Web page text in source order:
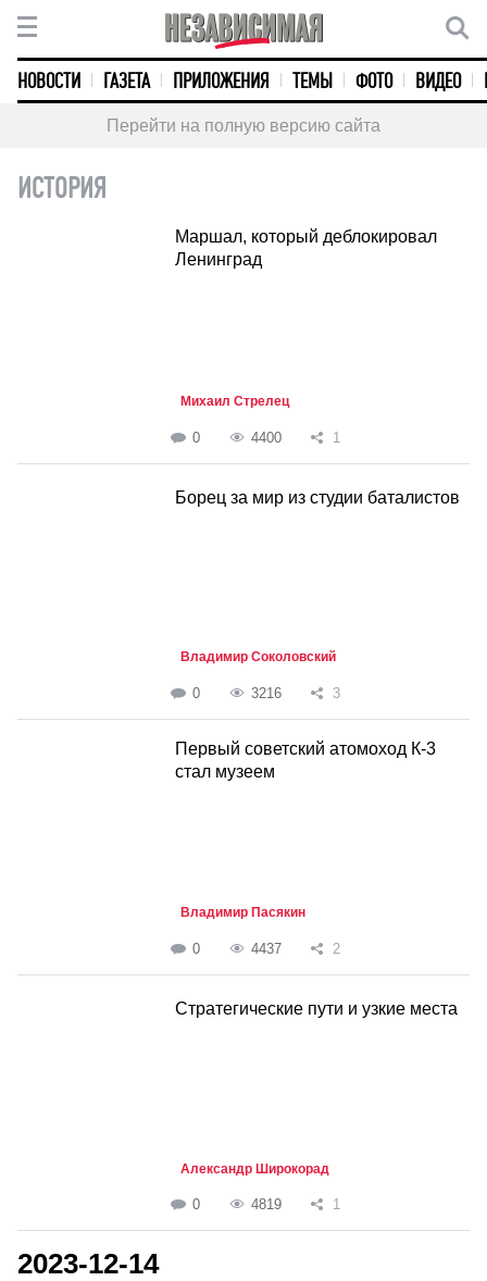
НОВОСТИ ГАЗЕТА ПРИЛОЖЕНИЯ ТЕМЫ ФОТО ВИДЕО
Перейти на полную версию сайта
ИСТОРИЯ
Маршал, который деблокировал
Ленинград
Михаил Стрелец
0 4400 1
Борец за мир из студии баталистов
Владимир Соколовский
0 3216 3
Первый советский атомоход К-3
стал музеем
Владимир Пасякин
0 4437 2
Стратегические пути и узкие места
Александр Широкорад
0 4819 1
2023-12-14